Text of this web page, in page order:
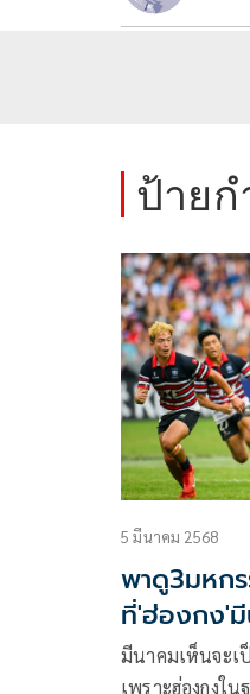
ป้ายก
5 มีนาคม 2568
พาดู3มหก
ที่'ฮ่องกง'
มีนาคมเห็นจะเ
เพราะฮ่องกงใน